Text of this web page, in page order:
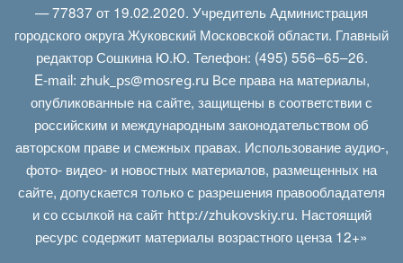
— 77837 от 19.02.2020. Учредитель Администрация
городского округа Жуковский Московской области. Главный
редактор Сошкина Ю.Ю. Телефон: (495) 556–65–26.
E‑mail: zhuk_ps@mosreg.ruВсе права на материалы,
опубликованные на сайте, защищены в соответствии с
российским и международным законодательством об
авторском праве и смежных правах. Использование аудио-,
фото- видео- и новостных материалов, размещенных на
сайте, допускается только с разрешения правообладателя
и со ссылкой на сайт http://zhukovskiy.ru. Настоящий
ресурс содержит материалы возрастного ценза 12+»